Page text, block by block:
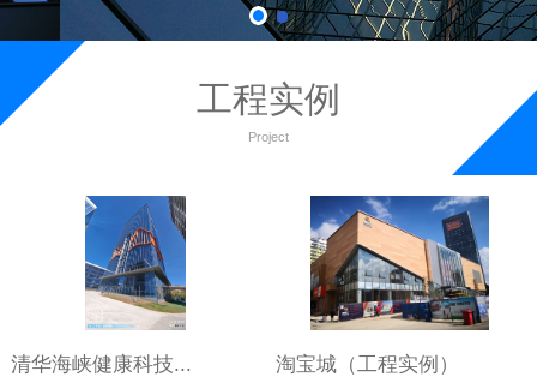
工程实例
Project
清华海峡健康科技... 淘宝城（工程实例）